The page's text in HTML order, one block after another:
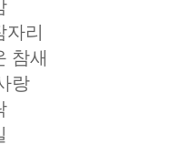
자리
참새
랑